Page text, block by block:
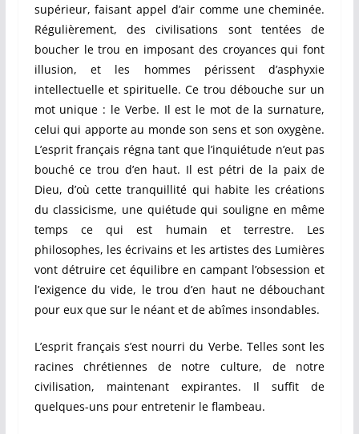
supérieur, faisant appel d’air comme une cheminée.
Régulièrement, des civilisations sont tentées de
boucher le trou en imposant des croyances qui font
illusion, et les hommes périssent d’asphyxie
intellectuelle et spirituelle. Ce trou débouche sur un
mot unique : le Verbe. Il est le mot de la surnature,
celui qui apporte au monde son sens et son oxygène.
L’esprit français régna tant que l’inquiétude n’eut pas
bouché ce trou d’en haut. Il est pétri de la paix de
Dieu, d’où cette tranquillité qui habite les créations
du classicisme, une quiétude qui souligne en même
temps ce qui est humain et terrestre. Les
philosophes, les écrivains et les artistes des Lumières
vont détruire cet équilibre en campant l’obsession et
l’exigence du vide, le trou d’en haut ne débouchant
pour eux que sur le néant et de abîmes insondables.
L’esprit français s’est nourri du Verbe. Telles sont les
racines chrétiennes de notre culture, de notre
civilisation, maintenant expirantes. Il suffit de
quelques-uns pour entretenir le flambeau.